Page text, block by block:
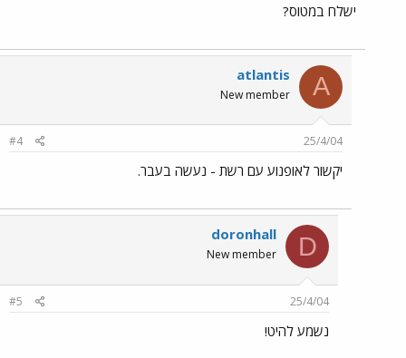
ישלח במטוס?
A
atlantis
New member
25/4/04
#4
יקשור לאופנוע עם רשת - נעשה בעבר.
D
doronhall
New member
25/4/04
#5
נשמע להיט!